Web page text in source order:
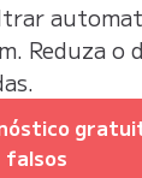
Reduza o
falsos